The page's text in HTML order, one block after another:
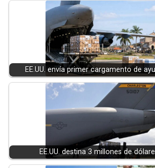
EE.UU. envía primer cargamento de
EE.UU. destina 3 millones de